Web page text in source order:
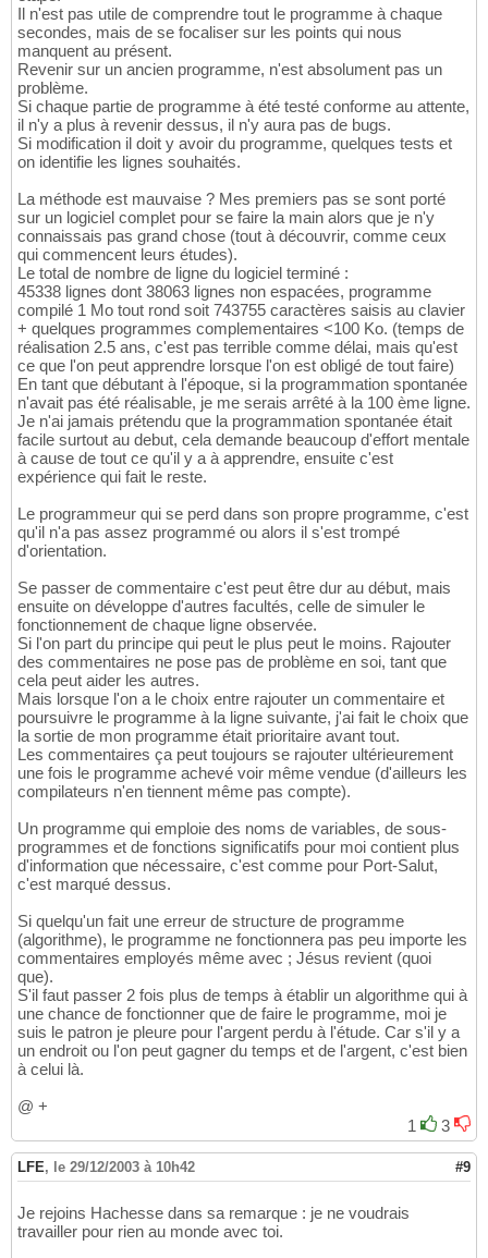
Il n'est pas utile de comprendre tout le programme à chaque
secondes, mais de se focaliser sur les points qui nous
manquent au présent.
Revenir sur un ancien programme, n'est absolument pas un
problème.
Si chaque partie de programme à été testé conforme au attente,
il n'y a plus à revenir dessus, il n'y aura pas de bugs.
Si modification il doit y avoir du programme, quelques tests et
on identifie les lignes souhaités.
La méthode est mauvaise ? Mes premiers pas se sont porté
sur un logiciel complet pour se faire la main alors que je n'y
connaissais pas grand chose (tout à découvrir, comme ceux
qui commencent leurs études).
Le total de nombre de ligne du logiciel terminé :
45338 lignes dont 38063 lignes non espacées, programme
compilé 1 Mo tout rond soit 743755 caractères saisis au clavier
+ quelques programmes complementaires <100 Ko. (temps de
réalisation 2.5 ans, c'est pas terrible comme délai, mais qu'est
ce que l'on peut apprendre lorsque l'on est obligé de tout faire)
En tant que débutant à l'époque, si la programmation spontanée
n'avait pas été réalisable, je me serais arrêté à la 100 ème ligne.
Je n'ai jamais prétendu que la programmation spontanée était
facile surtout au debut, cela demande beaucoup d'effort mentale
à cause de tout ce qu'il y a à apprendre, ensuite c'est
expérience qui fait le reste.
Le programmeur qui se perd dans son propre programme, c'est
qu'il n'a pas assez programmé ou alors il s'est trompé
d'orientation.
Se passer de commentaire c'est peut être dur au début, mais
ensuite on développe d'autres facultés, celle de simuler le
fonctionnement de chaque ligne observée.
Si l'on part du principe qui peut le plus peut le moins. Rajouter
des commentaires ne pose pas de problème en soi, tant que
cela peut aider les autres.
Mais lorsque l'on a le choix entre rajouter un commentaire et
poursuivre le programme à la ligne suivante, j'ai fait le choix que
la sortie de mon programme était prioritaire avant tout.
Les commentaires ça peut toujours se rajouter ultérieurement
une fois le programme achevé voir même vendue (d'ailleurs les
compilateurs n'en tiennent même pas compte).
Un programme qui emploie des noms de variables, de sous-
programmes et de fonctions significatifs pour moi contient plus
d'information que nécessaire, c'est comme pour Port-Salut,
c'est marqué dessus.
Si quelqu'un fait une erreur de structure de programme
(algorithme), le programme ne fonctionnera pas peu importe les
commentaires employés même avec ; Jésus revient (quoi
que).
S'il faut passer 2 fois plus de temps à établir un algorithme qui à
une chance de fonctionner que de faire le programme, moi je
suis le patron je pleure pour l'argent perdu à l'étude. Car s'il y a
un endroit ou l'on peut gagner du temps et de l'argent, c'est bien
à celui là.
@ +
1
3
LFE, le 29/12/2003 à 10h42 #9
Je rejoins Hachesse dans sa remarque : je ne voudrais
travailler pour rien au monde avec toi.